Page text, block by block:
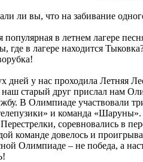
ли вы, что на забивание
популярная в летнем лагере
где в лагере находится
дней у нас проходила Летняя
наш старый друг прислал нам
В Олимпиаде участвовали
и команда
соревновались в
команде довелось и
Олимпиаде – не победа, а